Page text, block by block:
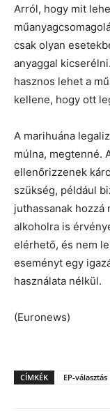
Arról, hogy mit
csak olyan
anyaggal
hasznos lehet a
kellene, hogy ott
A marihuána
múlna, megtenné.
ellenőrizzenek
szükség, például
juthassanak hozzá
alkoholra is
elérhető, és nem
eseményt egy
használata nélkül.
(Euronews)
CÍMKÉK EP-választás